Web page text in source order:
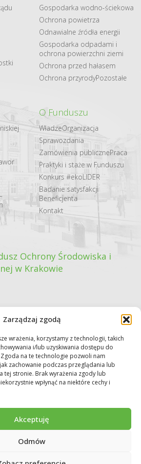
Zarządzaj zgodą
wrażenia, korzystamy z technologii, takich
i/lub uzyskiwania dostępu do
na te technologie pozwoli nam
zachowanie podczas przeglądania lub
tej stronie. Brak wyrażenia zgody lub
wpłynąć na niektóre cechy i
Akceptuję
Odmów
Gospodarka​ wodno​-ściekowa
Ochrona powietrza
Odnawialne​ źródła​ energii
Gospodarka odpadami i
ochrona powierzchni ziemi
Ochrona przed hałasem
Ochrona przyrodyPozostałe
O Funduszu
WładzeOrganizacja
Sprawozdania
Zamówienia publicznePraca
Praktyki i staże w Funduszu
Konkurs #ekoLIDER
Badanie satysfakcji
Beneficjenta
Kontakt
Ochrony Środowiska i
w Krakowie
podawczy
w Krakowie. Wszystkie prawa zastrzeżone.